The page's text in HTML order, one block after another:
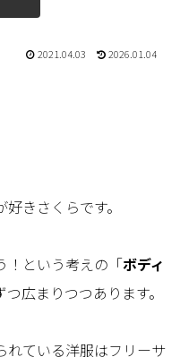
2021.04.03 2026.01.04
きさくらです。
！という考えの「ボディ
広まりつつあります。
れている洋服はフリーサ